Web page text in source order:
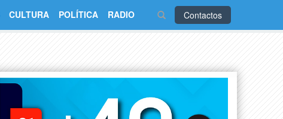
Contactos
CULTURA POLÍTICA RADIO